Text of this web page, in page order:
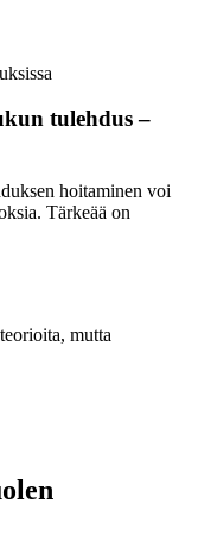
tulehdus –
hoitaminen voi
Tärkeää on
mutta